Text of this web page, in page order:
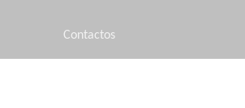
Contactos